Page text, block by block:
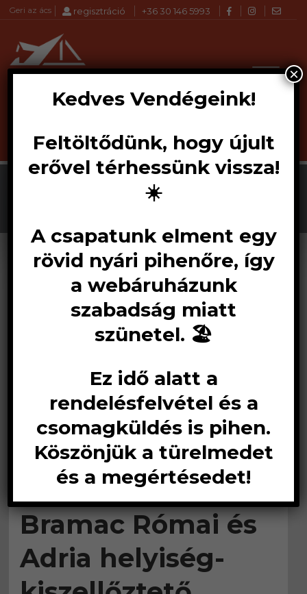
Geri az ács regisztráció +36 30 146 5993
Products
KERESÉS
Akció!
Bramac Római és
Adria helyiség-
Kedves Vendégeink!
Feltöltődünk, hogy újult
erővel térhessünk vissza!
☀️
A csapatunk elment egy
rövid nyári pihenőre, így
a webáruházunk
szabadság miatt
szünetel. 🏖️
Ez idő alatt a
rendelésfelvétel és a
csomagküldés is pihen.
Köszönjük a türelmedet
és a megértésedet!
×